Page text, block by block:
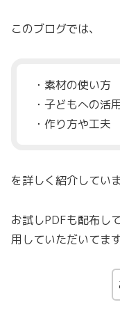
このブログでは、
・素材の使い方
・子どもへの活
・作り方や工夫
を詳しく紹介していま
お試しPDFも配布し
用していただいてます